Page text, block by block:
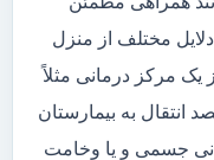
دلایل مختلف از منزل
یک مرکز درمانی مثلاً
به بیمارستان
جسمی و یا وخامت